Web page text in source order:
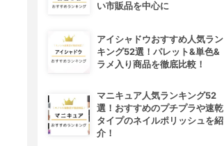
い市販品を中心に
アイシャドウおすすめ人気ラン
キング52選！パレット&単色&
ラメ入り商品を徹底比較！
マニキュア人気ランキング52
選！おすすめのプチプラや速乾
タイプのネイルポリッシュを紹
介！